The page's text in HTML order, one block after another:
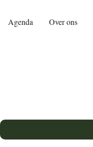
Agenda Over ons